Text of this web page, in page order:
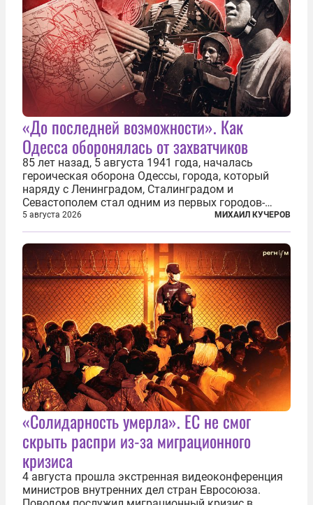
«До последней возможности». Как
Одесса оборонялась от захватчиков
85 лет назад, 5 августа 1941 года, началась
героическая оборона Одессы, города, который
наряду с Ленинградом, Сталинградом и
Севастополем стал одним из первых городов-
героев. Историки приводят фразу из телеграммы
Иосифа Сталина, датированной сентябрем 1941-
го: «Прошу героических участников обороны...
5 августа 2026 МИХАИЛ КУЧЕРОВ
«Солидарность умерла». ЕС не смог
скрыть распри из-за миграционного
кризиса
4 августа прошла экстренная видеоконференция
министров внутренних дел стран Евросоюза.